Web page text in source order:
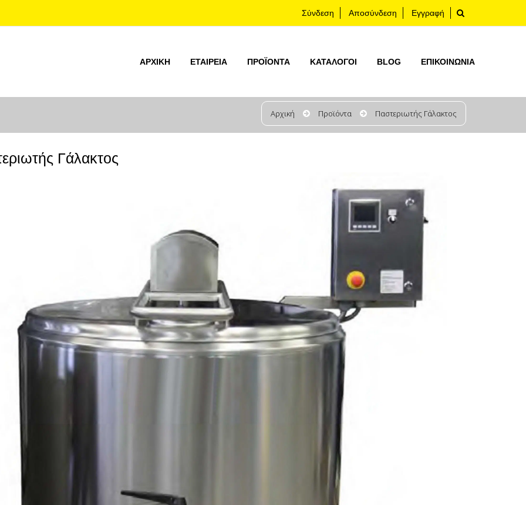
Σύνδεση Αποσύνδεση Εγγραφή
ΑΡΧΙΚΉ ΕΤΑΙΡΕΊΑ ΠΡΟΪΟΝΤΑ ΚΑΤΆΛΟΓΟΙ BLOG ΕΠΙΚΟΙΝΩΝΊΑ
Αρχική Προϊόντα Παστεριωτής Γάλακτος
Γάλακτος